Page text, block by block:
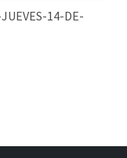
14-DE-